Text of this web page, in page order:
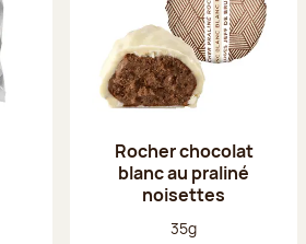
Rocher chocolat
blanc au praliné
noisettes
Poids net :
35g